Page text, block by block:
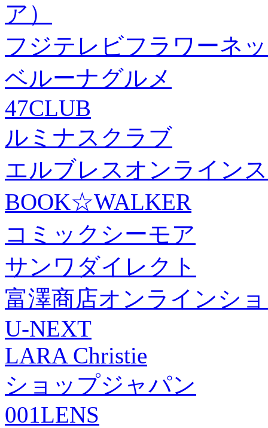
ア）
フジテレビフラワーネ
ベルーナグルメ
47CLUB
ルミナスクラブ
エルブレスオンライン
BOOK☆WALKER
コミックシーモア
サンワダイレクト
富澤商店オンラインシ
U-NEXT
LARA Christie
ショップジャパン
001LENS